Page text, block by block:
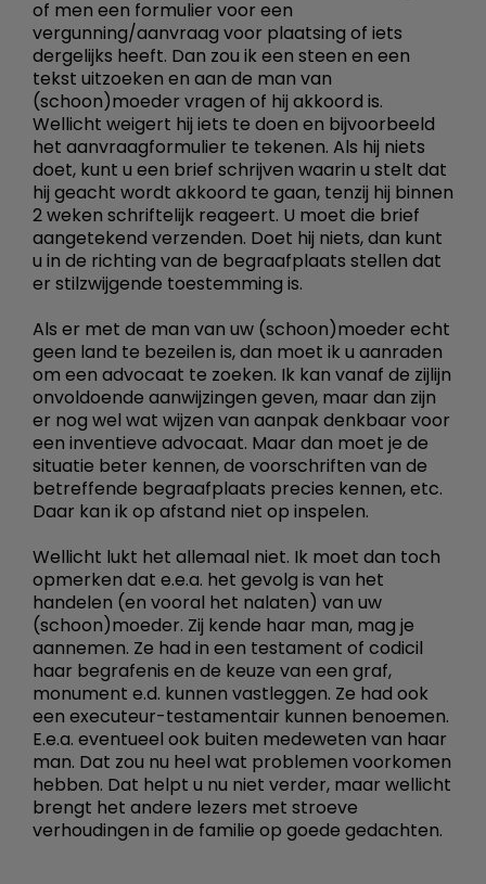
of men een formulier voor een
vergunning/aanvraag voor plaatsing of iets
dergelijks heeft. Dan zou ik een steen en een
tekst uitzoeken en aan de man van
(schoon)moeder vragen of hij akkoord is.
Wellicht weigert hij iets te doen en bijvoorbeeld
het aanvraagformulier te tekenen. Als hij niets
doet, kunt u een brief schrijven waarin u stelt dat
hij geacht wordt akkoord te gaan, tenzij hij binnen
2 weken schriftelijk reageert. U moet die brief
aangetekend verzenden. Doet hij niets, dan kunt
u in de richting van de begraafplaats stellen dat
er stilzwijgende toestemming is.
Als er met de man van uw (schoon)moeder echt
geen land te bezeilen is, dan moet ik u aanraden
om een advocaat te zoeken. Ik kan vanaf de zijlijn
onvoldoende aanwijzingen geven, maar dan zijn
er nog wel wat wijzen van aanpak denkbaar voor
een inventieve advocaat. Maar dan moet je de
situatie beter kennen, de voorschriften van de
betreffende begraafplaats precies kennen, etc.
Daar kan ik op afstand niet op inspelen.
Wellicht lukt het allemaal niet. Ik moet dan toch
opmerken dat e.e.a. het gevolg is van het
handelen (en vooral het nalaten) van uw
(schoon)moeder. Zij kende haar man, mag je
aannemen. Ze had in een testament of codicil
haar begrafenis en de keuze van een graf,
monument e.d. kunnen vastleggen. Ze had ook
een executeur-testamentair kunnen benoemen.
E.e.a. eventueel ook buiten medeweten van haar
man. Dat zou nu heel wat problemen voorkomen
hebben. Dat helpt u nu niet verder, maar wellicht
brengt het andere lezers met stroeve
verhoudingen in de familie op goede gedachten.